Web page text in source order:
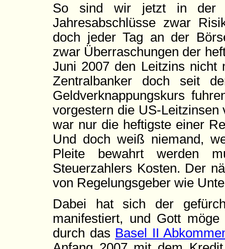
So sind wir jetzt in der
Jahresabschlüsse zwar
doch jeder Tag an der
zwar Überraschungen der
Juni 2007 den Leitzins nicht
Zentralbanker doch seit
Geldverknappungskurs
vorgestern die US-Leitzinsen
war nur die heftigste einer
Und doch weiß niemand,
Pleite bewahrt werden
Steuerzahlers Kosten. Der
von Regelungsgeber wie
Dabei hat sich der
manifestiert, und Gott
durch das Basel II